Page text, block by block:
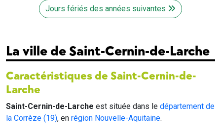
Jours fériés des années suivantes
La ville de Saint-Cernin-de-Larche
Caractéristiques de Saint-Cernin-de-
Larche
Saint-Cernin-de-Larche est située dans le département de
la Corrèze (19), en région Nouvelle-Aquitaine.